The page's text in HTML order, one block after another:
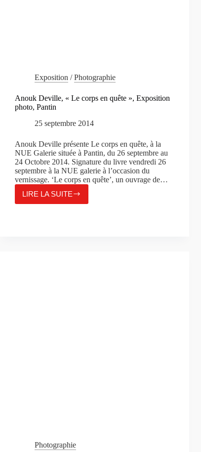
Exposition /Photographie
Anouk Deville, « Le corps en quête », Exposition
photo, Pantin
25 septembre 2014
Anouk Deville présente Le corps en quête, à la
NUE Galerie située à Pantin, du 26 septembre au
24 Octobre 2014. Signature du livre vendredi 26
septembre à la NUE galerie à l’occasion du
vernissage. ‘Le corps en quête’, un ouvrage de…
LIRE LA SUITE
ANOUK
DEVILLE,
Photographie